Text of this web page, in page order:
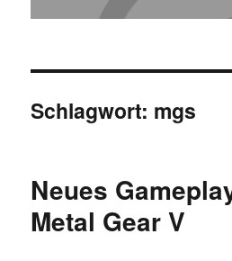
Schlagwort: mgs
Neues
Metal Gear V